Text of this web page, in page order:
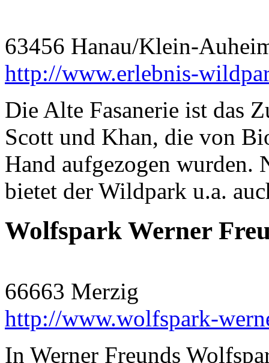
63456 Hanau/Klein-
http://www.erlebnis-
Die Alte Fasanerie ist das
Scott und Khan, die von
Hand aufgezogen wurden.
bietet der Wildpark u.a.
Wolfspark Werner
66663 Merzig
http://www.wolfspark-
In Werner Freunds